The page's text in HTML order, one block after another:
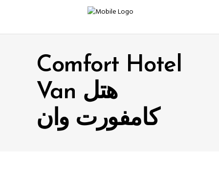
Comfort Hotel
Van هتل
کامفورت وان